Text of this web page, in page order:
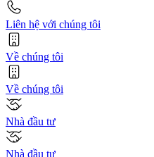
Liên hệ với chúng tôi
Về chúng tôi
Về chúng tôi
Nhà đầu tư
Nhà đầu tư